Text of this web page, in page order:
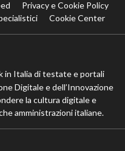
Privacy e Cookie Policy
Cookie Center
in Italia di testate e portali
Digitale e dell’Innovazione
la cultura digitale e
amministrazioni italiane.